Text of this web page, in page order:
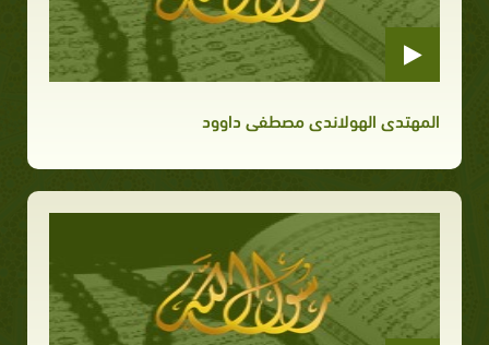
المهتدى الهولاندى مصطفى داوود